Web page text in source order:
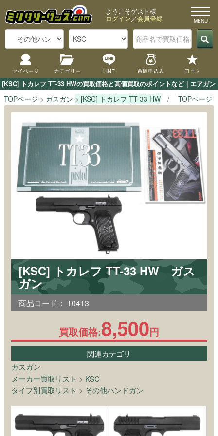
[KSC] トカレフ TT-33 HWの買取価格と高価買取のポイントなど｜エアガ
ようこそゲスト様
ログイン／会員登録
マイページ カテゴリー LINE 買取申込み 口コミ
TOPページ ガスガン [KSC] トカレフ TT-33 HW TOPページ
[KSC] トカレフ TT-33 HW ガス
ガン
商品コード： 10413
買取価格:8,500円
関連カテゴリ
ガスガン
メーカー買取リスト > KSC
タイプ別買取リスト > その他ハンドガン